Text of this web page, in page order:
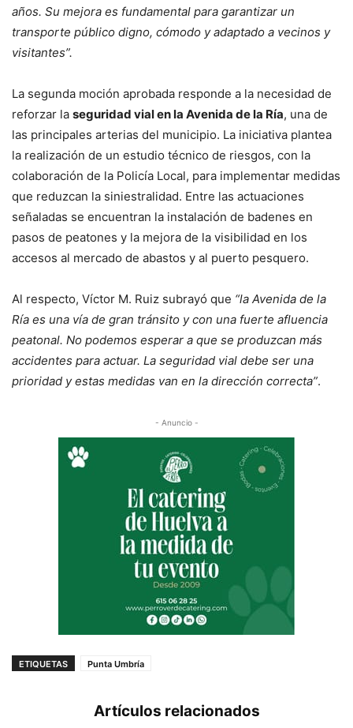
años. Su mejora es fundamental para garantizar un
transporte público digno, cómodo y adaptado a vecinos y
visitantes”.
La segunda moción aprobada responde a la necesidad de
reforzar la seguridad vial en la Avenida de la Ría, una de
las principales arterias del municipio. La iniciativa plantea
la realización de un estudio técnico de riesgos, con la
colaboración de la Policía Local, para implementar medidas
que reduzcan la siniestralidad. Entre las actuaciones
señaladas se encuentran la instalación de badenes en
pasos de peatones y la mejora de la visibilidad en los
accesos al mercado de abastos y al puerto pesquero.
Al respecto, Víctor M. Ruiz subrayó que “la Avenida de la
Ría es una vía de gran tránsito y con una fuerte afluencia
peatonal. No podemos esperar a que se produzcan más
accidentes para actuar. La seguridad vial debe ser una
prioridad y estas medidas van en la dirección correcta”.
- Anuncio -
ETIQUETAS Punta Umbría
Artículos relacionados